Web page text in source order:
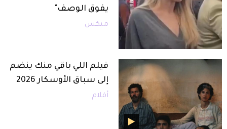
يفوق الوصف"
ميكس
فيلم اللي باقي منك ينضم
إلى سباق الأوسكار 2026
أفلام